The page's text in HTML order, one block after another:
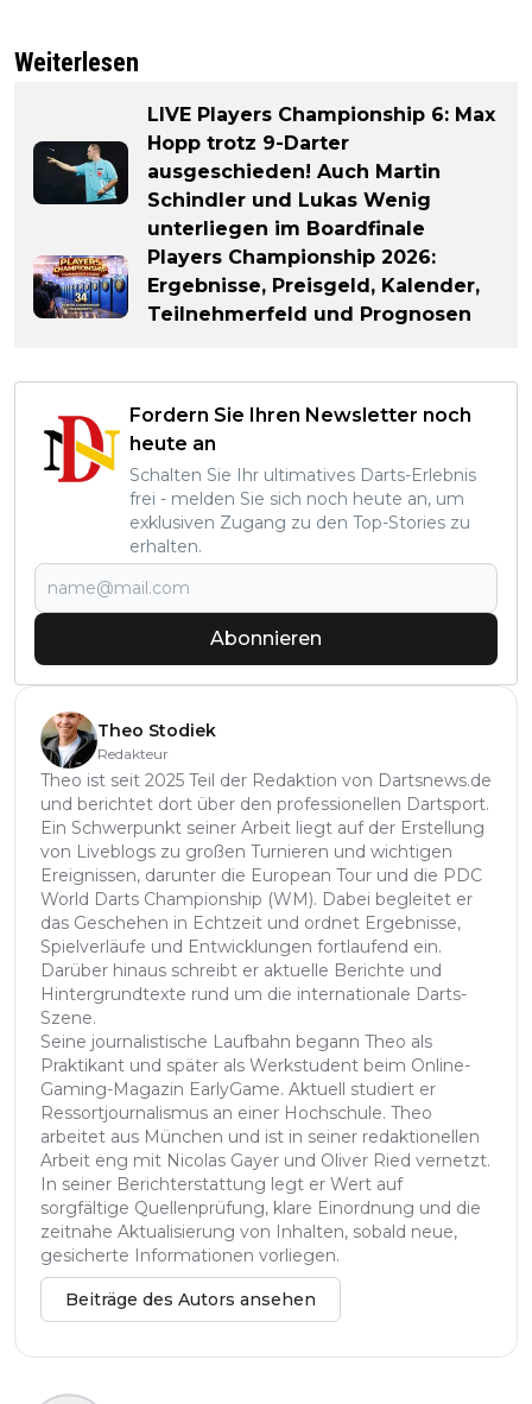
Weiterlesen
LIVE Players Championship 6: Max
Hopp trotz 9-Darter
ausgeschieden! Auch Martin
Schindler und Lukas Wenig
unterliegen im Boardfinale
Players Championship 2026:
Ergebnisse, Preisgeld, Kalender,
Teilnehmerfeld und Prognosen
Fordern Sie Ihren Newsletter noch
heute an
Schalten Sie Ihr ultimatives Darts-Erlebnis
frei - melden Sie sich noch heute an, um
exklusiven Zugang zu den Top-Stories zu
erhalten.
Abonnieren
Theo Stodiek
Redakteur
Theo ist seit 2025 Teil der Redaktion von Dartsnews.de
und berichtet dort über den professionellen Dartsport.
Ein Schwerpunkt seiner Arbeit liegt auf der Erstellung
von Liveblogs zu großen Turnieren und wichtigen
Ereignissen, darunter die European Tour und die PDC
World Darts Championship (WM). Dabei begleitet er
das Geschehen in Echtzeit und ordnet Ergebnisse,
Spielverläufe und Entwicklungen fortlaufend ein.
Darüber hinaus schreibt er aktuelle Berichte und
Hintergrundtexte rund um die internationale Darts-
Szene.
Seine journalistische Laufbahn begann Theo als
Praktikant und später als Werkstudent beim Online-
Gaming-Magazin EarlyGame. Aktuell studiert er
Ressortjournalismus an einer Hochschule. Theo
arbeitet aus München und ist in seiner redaktionellen
Arbeit eng mit Nicolas Gayer und Oliver Ried vernetzt.
In seiner Berichterstattung legt er Wert auf
sorgfältige Quellenprüfung, klare Einordnung und die
zeitnahe Aktualisierung von Inhalten, sobald neue,
gesicherte Informationen vorliegen.
Beiträge des Autors ansehen